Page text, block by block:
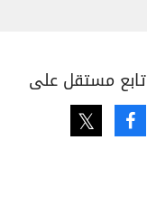
تابع مستقل على
Facebook
Twitter